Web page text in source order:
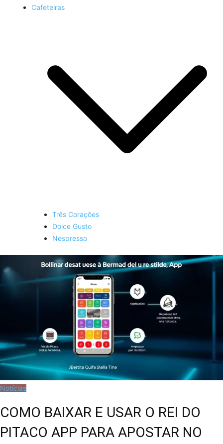
Cafeteiras
Três Corações
Dolce Gusto
Nespresso
Notícias
COMO BAIXAR E USAR O REI DO
PITACO APP PARA APOSTAR NO